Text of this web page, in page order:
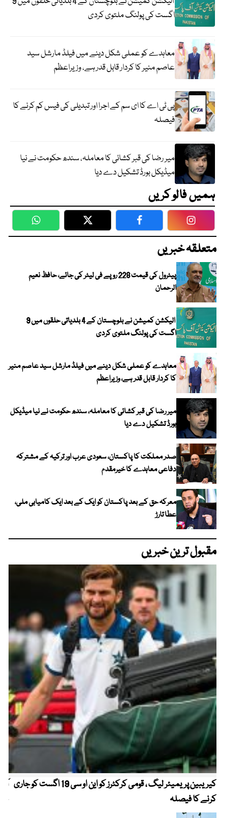
اگست کی پولنگ ملتوی کردی
معاہدے کو عملی شکل دینے میں فیلڈ مارشل سید
عاصم منیر کا کردار قابل قدر ہے، وزیراعظم
پی ٹی اے کا ای سم کے اجرا اور تبدیلی کی فیس کم کرنے کا
فیصلہ
میر رضا کی قبر کشائی کا معاملہ، سندھ حکومت نے نیا
میڈیکل بورڈ تشکیل دے دیا
ہمیں فالو کریں
WhatsApp Twitter Facebook
متعلقہ خبریں
پیٹرول کی قیمت 228 روپے فی لیٹر کی جائے، حافظ نعیم
الرحمان
الیکشن کمیشن نے بلوچستان کے 4 بلدیاتی حلقوں میں 9
اگست کی پولنگ ملتوی کردی
معاہدے کو عملی شکل دینے میں فیلڈ مارشل سید عاصم منیر
کا کردار قابل قدر ہے، وزیراعظم
میر رضا کی قبر کشائی کا معاملہ، سندھ حکومت نے نیا میڈیکل
بورڈ تشکیل دے دیا
صدر مملکت کا پاکستان، سعودی عرب اور ترکیہ کے مشترکہ
دفاعی معاہدے کا خیرمقدم
معرکہ حق کے بعد پاکستان کو ایک کے بعد ایک کامیابی ملی،
عطا تارڑ
مقبول ترین خبریں
کیریبین پریمیئر لیگ ، قومی کرکٹرز کو این او سی 19 اگست کو جاری
کرنے کا فیصلہ